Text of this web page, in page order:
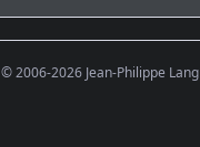
© 2006-2026 Jean-Philippe Lang